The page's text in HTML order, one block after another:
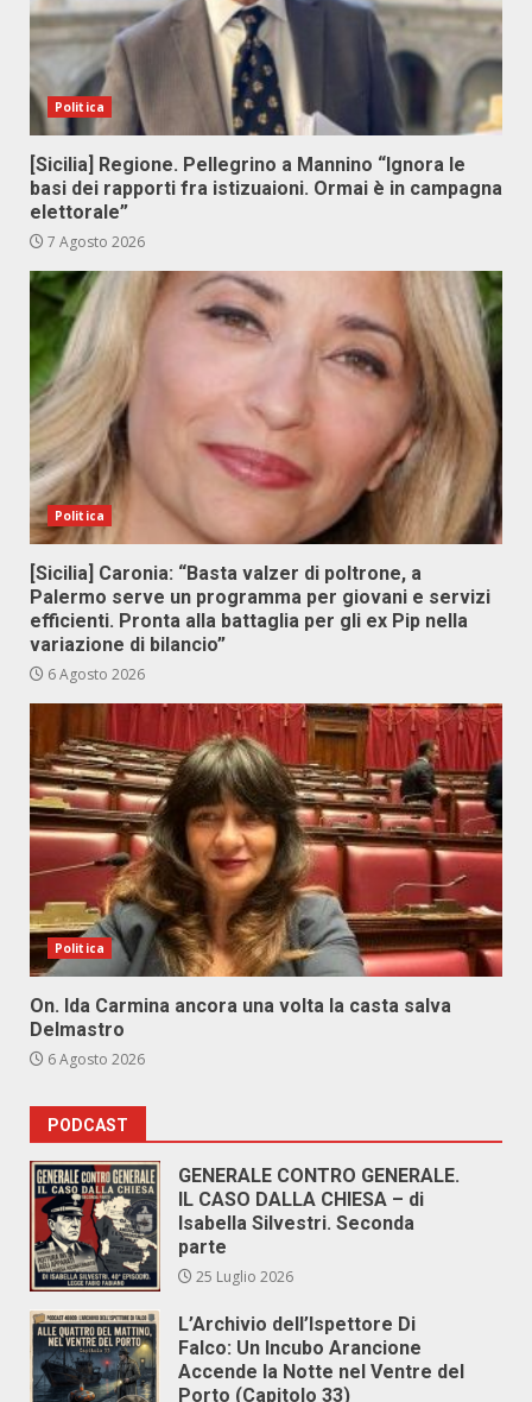
Politica
[Sicilia] Regione. Pellegrino a Mannino “Ignora le
basi dei rapporti fra istizuaioni. Ormai è in campagna
elettorale”
7 Agosto 2026
Politica
[Sicilia] Caronia: “Basta valzer di poltrone, a
Palermo serve un programma per giovani e servizi
efficienti. Pronta alla battaglia per gli ex Pip nella
variazione di bilancio”
6 Agosto 2026
Politica
On. Ida Carmina ancora una volta la casta salva
Delmastro
6 Agosto 2026
PODCAST
GENERALE CONTRO GENERALE.
IL CASO DALLA CHIESA – di
Isabella Silvestri. Seconda
parte
25 Luglio 2026
L’Archivio dell’Ispettore Di
Falco: Un Incubo Arancione
Accende la Notte nel Ventre del
Porto (Capitolo 33)